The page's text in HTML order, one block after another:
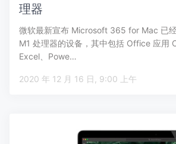
理器
微软最新宣布 Microsoft 365 for Mac 已
M1 处理器的设备，其中包括 Office 应用
Excel、Powe…
2020 年 12 月 16 日, 9:00 上午